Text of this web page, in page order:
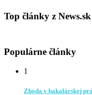
Top články z News.sk
Populárne články
1
Zhoda v bakalárskej